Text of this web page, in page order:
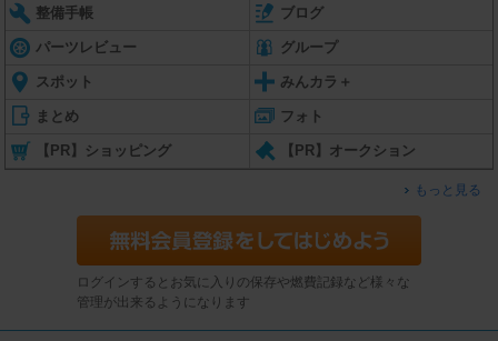
整備手帳 ブログ
パーツレビュー グループ
スポット みんカラ＋
まとめ フォト
【PR】ショッピング 【PR】オークション
もっと見る
ログインするとお気に入りの保存や燃費記録など様々な
管理が出来るようになります